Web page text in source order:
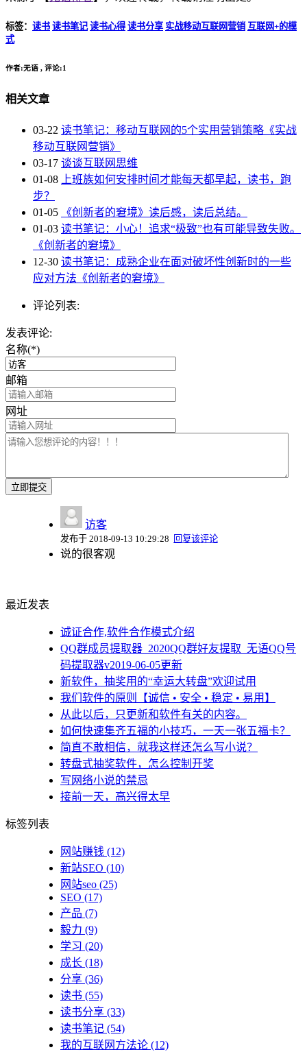
标签： 读书 读书笔记 读书心得 读书分享 实战移动互联网营销 互联网+的模
式
作者:无语 , 评论:1
相关文章
03-22 读书笔记：移动互联网的5个实用营销策略《实战
移动互联网营销》
03-17 谈谈互联网思维
01-08
上班族如何安排时间才能每天都早起，读书，跑
步？
01-05
《创新者的窘境》读后感，读后总结。
01-03 读书笔记：小心！追求“极致”也有可能导致失败。
《创新者的窘境》
12-30 读书笔记：成熟企业在面对破坏性创新时的一些
应对方法《创新者的窘境》
评论列表:
发表评论:
名称(*)
邮箱
网址
访客
发布于 2018-09-13 10:29:28 回复该评论
说的很客观
最近发表
诚证合作,软件合作模式介绍
QQ群成员提取器_2020QQ群好友提取_无语QQ号
码提取器v2019-06-05更新
新软件，抽奖用的“幸运大转盘”欢迎试用
我们软件的原则【诚信 • 安全 • 稳定 • 易用】
从此以后，只更新和软件有关的内容。
如何快速集齐五福的小技巧，一天一张五福卡？
简直不敢相信，就我这样还怎么写小说？
转盘式抽奖软件，怎么控制开奖
写网络小说的禁忌
接前一天，高兴得太早
标签列表
网站赚钱 (12)
新站SEO (10)
网站seo (25)
SEO (17)
产品 (7)
毅力 (9)
学习 (20)
成长 (18)
分享 (36)
读书 (55)
读书分享 (33)
读书笔记 (54)
我的互联网方法论 (12)